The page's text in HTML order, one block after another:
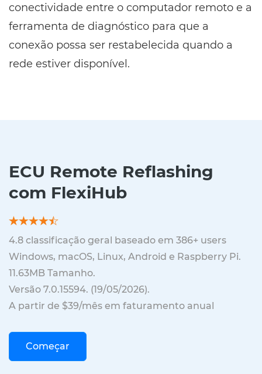
conectividade entre o computador remoto e a
ferramenta de diagnóstico para que a
conexão possa ser restabelecida quando a
rede estiver disponível.
ECU Remote Reflashing
com FlexiHub
4.8 classificação geral baseado em 386+ users
Windows, macOS, Linux, Android e Raspberry Pi.
11.63MB Tamanho.
Versão 7.0.15594. (19/05/2026).
A partir de $39/mês em faturamento anual
Começar